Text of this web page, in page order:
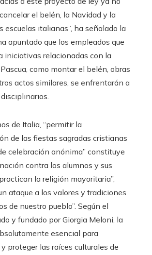
el belén, la Navidad y la
escuelas italianas”, ha señalado la
apuntado que los empleados que
iniciativas relacionadas con la
como montar el belén, obras
actos similares, se enfrentarán a
de Italia, “permitir la
de las fiestas sagradas cristianas
celebración anónima” constituye
contra los alumnos y sus
la religión mayoritaria”,
ataque a los valores y tradiciones
de nuestro pueblo”. Según el
y fundado por Giorgia Meloni, la
esencial para
proteger las raíces culturales de